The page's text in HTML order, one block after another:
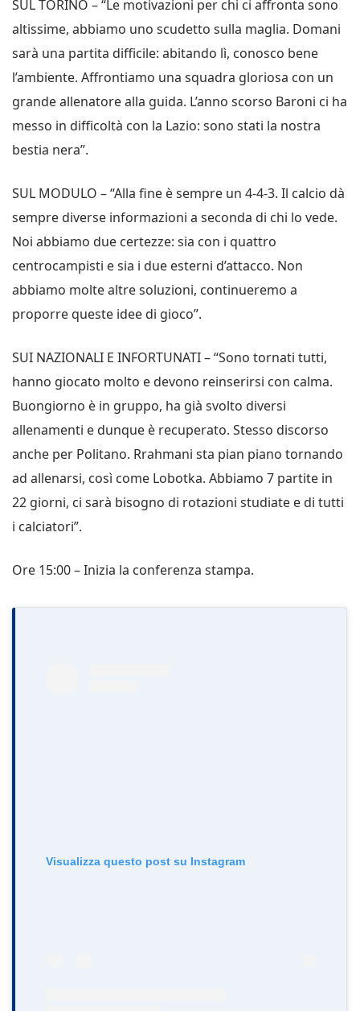
SUL TORINO – “Le motivazioni per chi ci affronta sono
altissime, abbiamo uno scudetto sulla maglia. Domani
sarà una partita difficile: abitando lì, conosco bene
l’ambiente. Affrontiamo una squadra gloriosa con un
grande allenatore alla guida. L’anno scorso Baroni ci ha
messo in difficoltà con la Lazio: sono stati la nostra
bestia nera”.
SUL MODULO – “Alla fine è sempre un 4-4-3. Il calcio dà
sempre diverse informazioni a seconda di chi lo vede.
Noi abbiamo due certezze: sia con i quattro
centrocampisti e sia i due esterni d’attacco. Non
abbiamo molte altre soluzioni, continueremo a
proporre queste idee di gioco”.
SUI NAZIONALI E INFORTUNATI – “Sono tornati tutti,
hanno giocato molto e devono reinserirsi con calma.
Buongiorno è in gruppo, ha già svolto diversi
allenamenti e dunque è recuperato. Stesso discorso
anche per Politano. Rrahmani sta pian piano tornando
ad allenarsi, così come Lobotka. Abbiamo 7 partite in
22 giorni, ci sarà bisogno di rotazioni studiate e di tutti
i calciatori”.
Ore 15:00 – Inizia la conferenza stampa.
Visualizza questo post su Instagram